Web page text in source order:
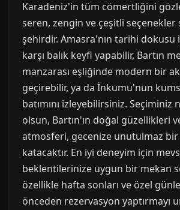
Karadeniz'in tüm cömertliğini
seren, zengin ve çeşitli seçenekler
şehirdir. Amasra'nın tarihi dokusu
karşı balık keyfi yapabilir, Bartın
manzarası eşliğinde modern bir
geçirebilir, ya da İnkumu'nun
batımını izleyebilirsiniz. Seçiminiz
olsun, Bartın'ın doğal güzellikleri
atmosferi, gecenize unutulmaz
katacaktır. En iyi deneyim için
beklentilerinize uygun bir mekan
özellikle hafta sonları ve özel
önceden rezervasyon yaptırmayı